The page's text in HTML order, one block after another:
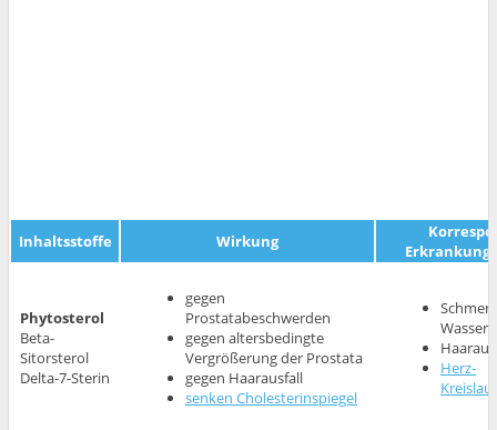
Inhaltsstoffe Wirkung
Phytosterol
Beta-
Sitorsterol
Delta-7-Sterin
gegen
Prostatabeschwerden
gegen altersbedingte
Vergrößerung der Prostata
gegen Haarausfall
senken Cholesterinspiegel
Herz-